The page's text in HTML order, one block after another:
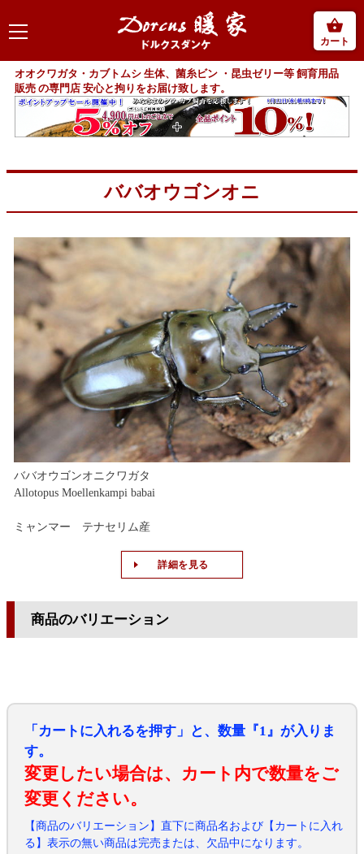
カート
オオクワガタ・カブトムシ 生体、菌糸ビン ・昆虫ゼリー等 飼育用品
販売 の専門店 安心と拘りをお届け致します。
ババオウゴンオニ
ババオウゴンオニクワガタ
Allotopus Moellenkampi babai
ミャンマー テナセリム産
詳細を見る
商品のバリエーション
「カートに入れるを押す」と、数量『1』が入りま
す。
変更したい場合は、カート内で数量をご
変更ください。
【商品のバリエーション】直下に商品名および【カートに入れ
る】表示の無い商品は完売または、欠品中になります。